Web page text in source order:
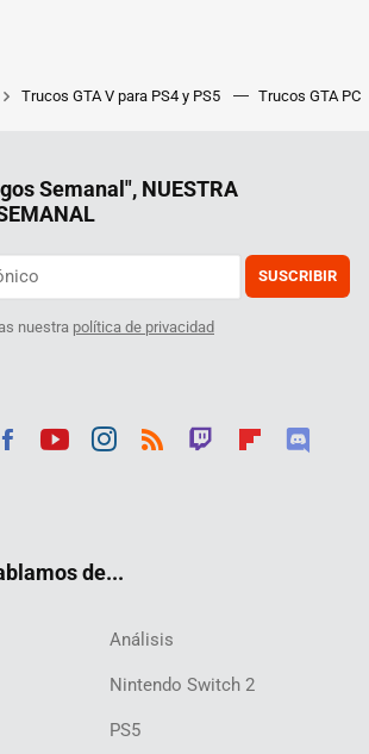
Trucos GTA V para PS4 y PS5 Trucos GTA PC
Semanal", NUESTRA
SUSCRIBIR
nuestra política de privacidad
de...
Análisis
Nintendo Switch 2
PS5